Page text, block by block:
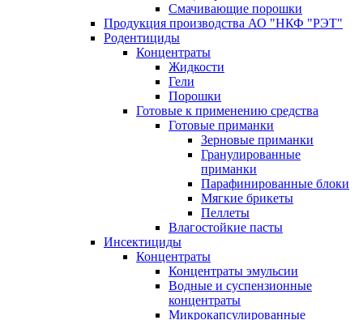
Смачивающие порошки
Продукция производства АО "НКФ "РЭТ"
Родентициды
Концентраты
Жидкости
Гели
Порошки
Готовые к применению средства
Готовые приманки
Зерновые приманки
Гранулированные
приманки
Парафинированные блоки
Мягкие брикеты
Пеллеты
Влагостойкие пасты
Инсектициды
Концентраты
Концентраты эмульсии
Водные и суспензионные
концентраты
Микрокапсулированные